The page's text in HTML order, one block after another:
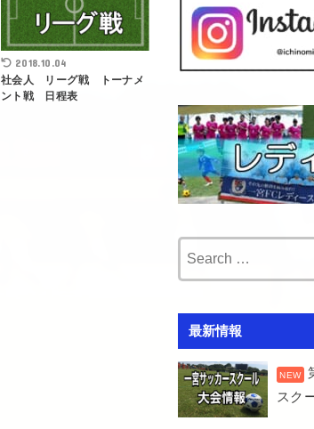
2018.10.04
社会人 リーグ戦 トーナメ
ント戦 日程表
最新情報
スク